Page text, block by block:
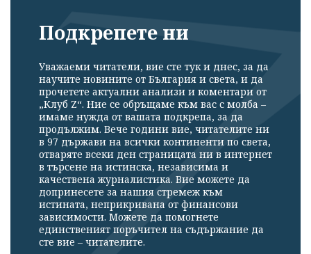
Успешно
излязохте от
профила си!
Подкрепете ни
Уважаеми читатели, вие сте тук и днес, за да
научите новините от България и света, и да
прочетете актуални анализи и коментари от
„Клуб Z“. Ние се обръщаме към вас с молба –
имаме нужда от вашата подкрепа, за да
продължим. Вече години вие, читателите ни
в 97 държави на всички континенти по света,
отваряте всеки ден страницата ни в интернет
в търсене на истинска, независима и
качествена журналистика. Вие можете да
допринесете за нашия стремеж към
истината, неприкривана от финансови
зависимости. Можете да помогнете
единственият поръчител на съдържание да
сте вие – читателите.